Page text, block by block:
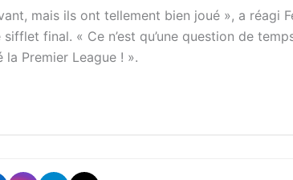
mais ils ont tellement bien joué », a réagi
final. « Ce n’est qu’une question de
Premier League ! ».